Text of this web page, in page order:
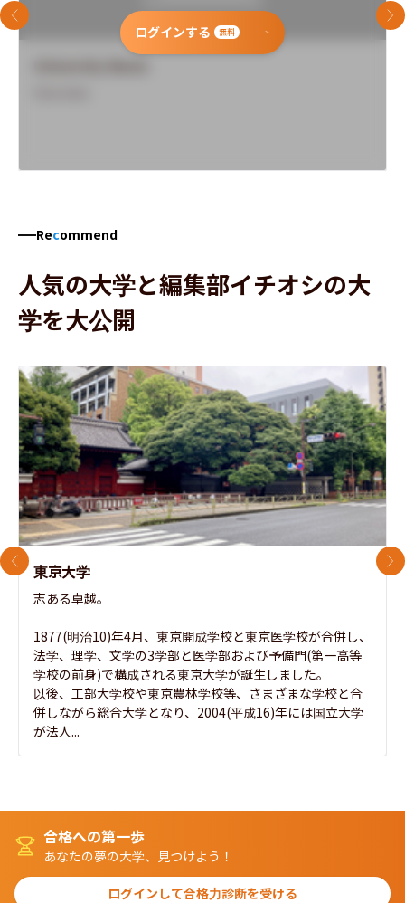
ログインする 無料
前のスライド 次
Recommend
人気の大学と編集部イチオシの大
学を大公開
東京大学
志ある卓越。
1877(明治10)年4月、東京開成学校と東京医学校が合併し、
法学、理学、文学の3学部と医学部および予備門(第一高等
学校の前身)で構成される東京大学が誕生しました。
以後、工部大学校や東京農林学校等、さまざまな学校と合
併しながら総合大学となり、2004(平成16)年には国立大学
が法人...
前のスライド 次
合格への第一歩
あなたの夢の大学、見つけよう！
ログインして合格力診断を受ける